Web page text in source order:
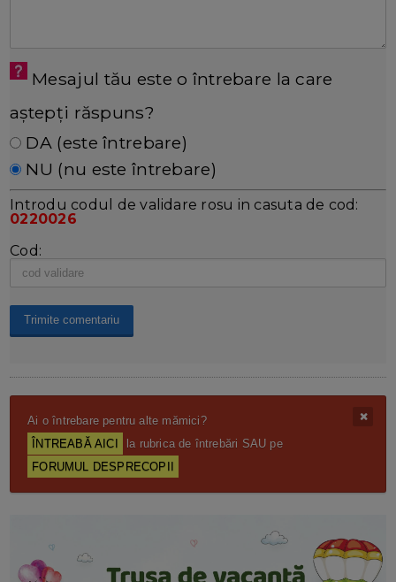
Mesajul tău este o întrebare la care
aștepți răspuns?
DA (este întrebare)
NU (nu este întrebare)
Introdu codul de validare rosu in casuta de cod:
0220026
Cod:
Ai o întrebare pentru alte mămici?
ÎNTREABĂ AICI
la rubrica de întrebări SAU pe
FORUMUL DESPRECOPII